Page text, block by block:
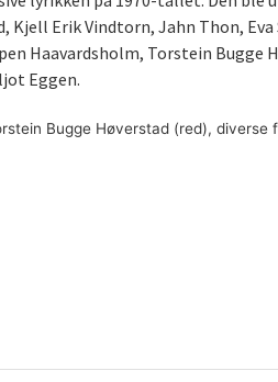
Erik Vindtorn, Jahn Thon,
Haavardsholm, Torstein
Eggen.
Bugge Høverstad (red), diverse